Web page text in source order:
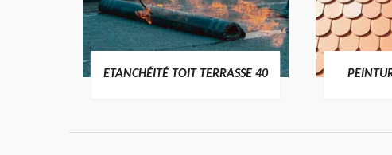
ETANCHÉITÉ TOIT TERRASSE 40